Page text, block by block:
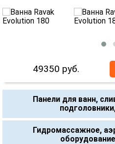
49350 руб.
Панели для ванн,
Гидромассажное,